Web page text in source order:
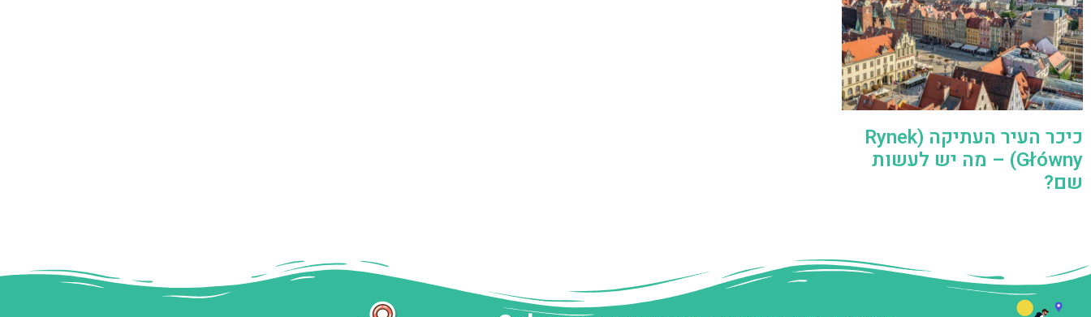
כיכר העיר העתיקה (Rynek
Główny) – מה יש לעשות
שם?